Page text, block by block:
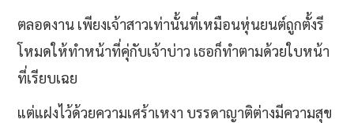
ตลอดงาน เพียงเจ้าสาวเท่านั้นที่เหมือนหุ่นยนต์ถูกตั้งรี
โหมดให้ทำหน้าที่คุ่กับเจ้าบ่าว เธอก็ทำตามด้วยใบหน้า
ที่เรียบเฉย
แต่แฝงไว้ด้วยความเศร้าเหงา บรรดาญาติต่างมีความสุข